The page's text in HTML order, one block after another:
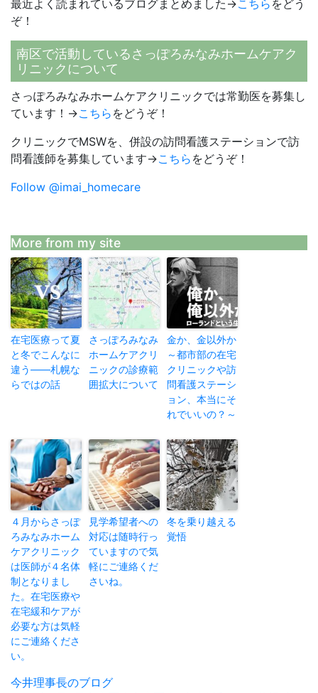
最近よく読まれているブログまとめました→こちら をどう
ぞ！
南区で活動しているさっぽろみなみホームケアク
リニックについて
さっぽろみなみホームケアクリニックでは常勤医を募集し
ています！→こちら をどうぞ！
クリニックでMSWを、併設の訪問看護ステーションで訪
問看護師を募集しています→こちら をどうぞ！
Follow @imai_homecare
More from my site
在宅医療って夏
と冬でこんなに
違う——札幌な
らではの話
さっぽろみなみ
ホームケアクリ
ニックの診療範
囲拡大について
金か、金以外か
～都市部の在宅
クリニックや訪
問看護ステーシ
ョン、本当にそ
れでいいの？～
４月からさっぽ
ろみなみホーム
ケアクリニック
は医師が４名体
制となりまし
た。在宅医療や
在宅緩和ケアが
必要な方は気軽
にご連絡くださ
い。
見学希望者への
対応は随時行っ
ていますので気
軽にご連絡くだ
さいね。
冬を乗り越える
覚悟
投
今井理事長のブログ